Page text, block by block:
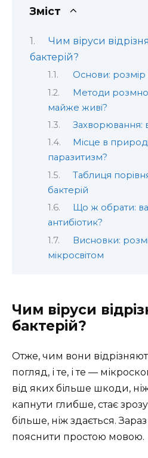
Зміст
Чим віруси
бактерій?
Основи: розмір
Методи
майже живі?
Захворювання:
Місце в
паразитизм?
Таблиця
бактерій
Що ж обрати:
антибіотик?
Висновки:
мікросвітом
Чим віруси
бактерій?
Отже, чим вони
погляд, і те, і те —
від яких більше шкоди,
капнути глибше, стає
більше, ніж здається.
пояснити простою мовою.